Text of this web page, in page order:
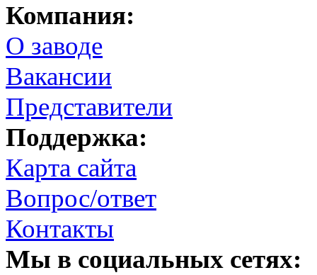
Компания:
О заводе
Вакансии
Представители
Поддержка:
Карта сайта
Вопрос/ответ
Контакты
Мы в социальных сетях: